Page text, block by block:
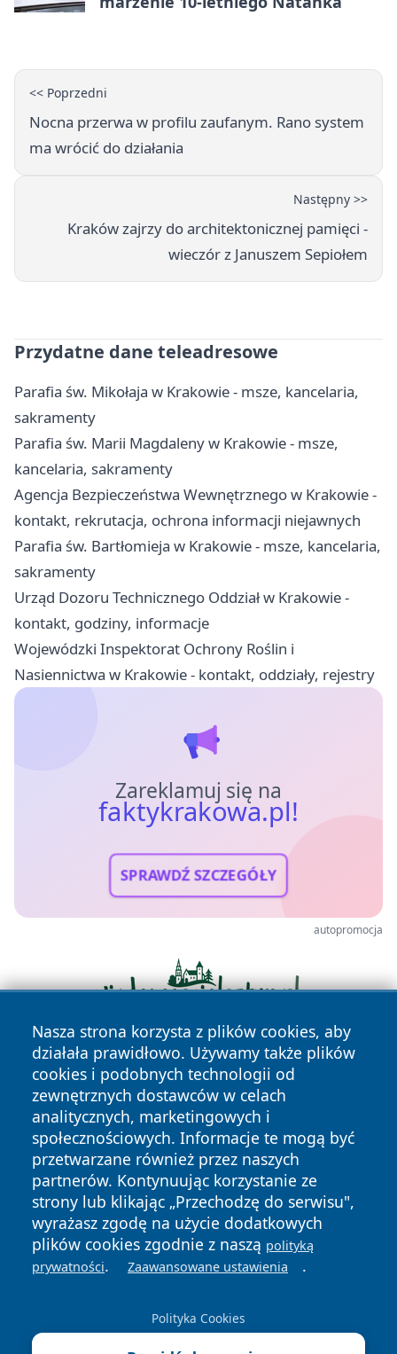
<< Poprzedni
Nocna przerwa w profilu zaufanym. Rano system
ma wrócić do działania
Następny >>
Kraków zajrzy do architektonicznej pamięci -
wieczór z Januszem Sepiołem
Przydatne dane teleadresowe
Parafia św. Mikołaja w Krakowie - msze, kancelaria,
sakramenty
Parafia św. Marii Magdaleny w Krakowie - msze,
kancelaria, sakramenty
Agencja Bezpieczeństwa Wewnętrznego w Krakowie -
kontakt, rekrutacja, ochrona informacji niejawnych
Parafia św. Bartłomieja w Krakowie - msze, kancelaria,
sakramenty
Urząd Dozoru Technicznego Oddział w Krakowie -
kontakt, godziny, informacje
Wojewódzki Inspektorat Ochrony Roślin i
Nasiennictwa w Krakowie - kontakt, oddziały, rejestry
Zareklamuj się na
faktykrakowa.pl!
SPRAWDŹ SZCZEGÓŁY
autopromocja
Nasza strona korzysta z plików cookies, aby
działała prawidłowo. Używamy także plików
cookies i podobnych technologii od
zewnętrznych dostawców w celach
analitycznych, marketingowych i
społecznościowych. Informacje te mogą być
przetwarzane również przez naszych
partnerów. Kontynuując korzystanie ze
strony lub klikając „Przechodzę do serwisu",
wyrażasz zgodę na użycie dodatkowych
plików cookies zgodnie z naszą polityką
prywatności. Zaawansowane ustawienia .
Polityka Cookies
Copyright © 2026 faktykrakowa.pl Wszystkie prawa
zastrzeżone.
News Autorzy
Polityka
Prywatności
Polityka
Cookies